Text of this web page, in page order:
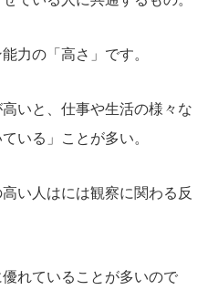
力の「高さ」です。
いと、仕事や生活の様々な
いる」ことが多い。
い人はには観察に関わる反
れていることが多いので